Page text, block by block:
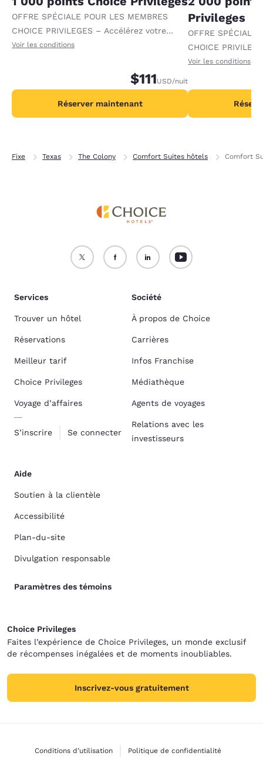
OFFRE SPÉCIALE POUR LES MEMBRES
CHOICE PRIVILEGES – Accélérez votre
progression vers des récompenses en
Voir les conditions
$111USD/nuit
Réserver maintenant
Privileges
OFFRE SPÉCIALE
CHOICE
progression vers
par nuit.
Voir les conditions
Fixe Texas The Colony Comfort Suites hôtels Comfort
Services
Trouver un hôtel
Réservations
Meilleur tarif
Choice Privileges
Voyage d’affaires
S’inscrire Se connecter
Société
À propos de Choice
Carrières
Infos Franchise
Médiathèque
Agents de voyages
Relations avec les
investisseurs
Aide
Soutien à la clientèle
Accessibilité
Plan-du-site
Divulgation responsable
Paramètres des témoins
Choice Privileges
Faites l’expérience de Choice Privileges, un monde exclusif
de récompenses inégalées et de moments inoubliables.
Inscrivez-vous gratuitement
Conditions d’utilisation Politique de confidentialité